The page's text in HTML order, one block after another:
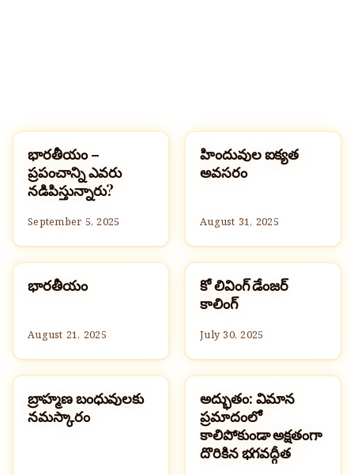
హిందూమతం
భారతీయం –
ప్రపంచాన్ని ఎవరు
నడిపిస్తున్నారు?
September 5, 2025
హిందూమతం
హిందువుల ఐక్యత
అవసరం
August 31, 2025
హిందూమతం
భారతీయం
August 21, 2025
హిందూమతం
కో లివింగ్ డేంజర్
కాలింగ్
July 30, 2025
హిందూమతం
బ్రాహ్మణ బంధువులకు
నమస్కారం
ఆధ్యాత్మికత
అద్భుతం: విమాన
ప్రమాదంలో
కాలిపోకుండా అక్షతంగా
దొరికిన భగవద్గీత